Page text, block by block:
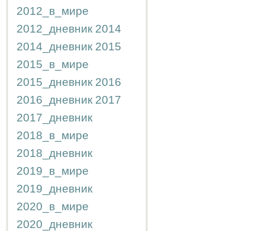
2012_в_мире
2012_дневник 2014
2014_дневник 2015
2015_в_мире
2015_дневник 2016
2016_дневник 2017
2017_дневник
2018_в_мире
2018_дневник
2019_в_мире
2019_дневник
2020_в_мире
2020_дневник